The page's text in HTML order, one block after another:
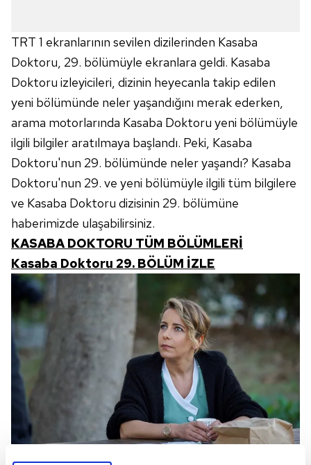
TRT 1 ekranlarının sevilen dizilerinden Kasaba
Doktoru, 29. bölümüyle ekranlara geldi. Kasaba
Doktoru izleyicileri, dizinin heyecanla takip edilen
yeni bölümünde neler yaşandığını merak ederken,
arama motorlarında Kasaba Doktoru yeni bölümüyle
ilgili bilgiler aratılmaya başlandı. Peki, Kasaba
Doktoru'nun 29. bölümünde neler yaşandı? Kasaba
Doktoru'nun 29. ve yeni bölümüyle ilgili tüm bilgilere
ve Kasaba Doktoru dizisinin 29. bölümüne
haberimizde ulaşabilirsiniz.
KASABA DOKTORU TÜM BÖLÜMLERİ
Kasaba Doktoru 29. BÖLÜM İZLE